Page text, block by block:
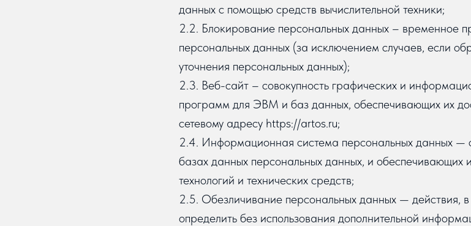
данных с помощью средств вычислительной техники;
2.2. Блокирование персональных данных – временное
персональных данных (за исключением случаев, если
уточнения персональных данных);
2.3. Веб-сайт – совокупность графических и
программ для ЭВМ и баз данных, обеспечивающих их
сетевому адресу https://artos.ru;
2.4. Информационная система персональных данных —
базах данных персональных данных, и обеспечивающих
технологий и технических средств;
2.5. Обезличивание персональных данных — действия, в
определить без использования дополнительной